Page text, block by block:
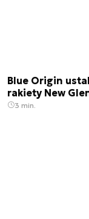
Blue Origin
rakiety New
3 min.